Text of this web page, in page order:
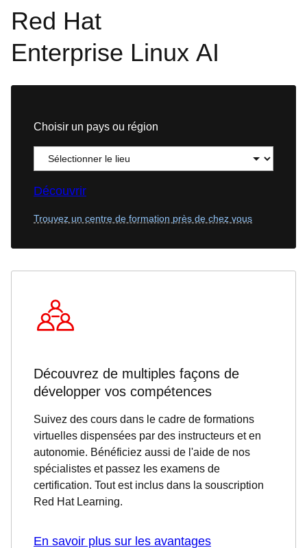
Red Hat
Enterprise Linux AI
Choisir un pays ou région
Découvrir
Trouvez un centre de formation près de chez vous
Découvrez de multiples façons de
développer vos compétences
Suivez des cours dans le cadre de formations
virtuelles dispensées par des instructeurs et en
autonomie. Bénéficiez aussi de l'aide de nos
spécialistes et passez les examens de
certification. Tout est inclus dans la souscription
Red Hat Learning.
En savoir plus sur les avantages